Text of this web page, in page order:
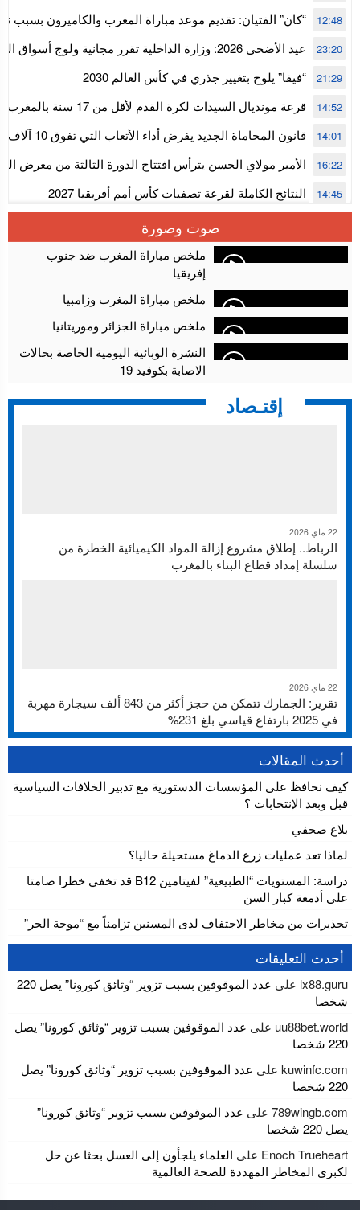
للمجلس الأعلى للحسابات
“كان” الفتيان: تقديم موعد مباراة المغرب والكاميرون بسبب
إفريقيا
12:48
عيد الأضحى 2026: وزارة الداخلية تقرر مجانية ولوج
استنفار” لتنظيمها
23:20
“فيفا” يلوح بتغيير جذري في كأس العالم 2030 21:29
قرعة مونديال السيدات لكرة
المستوى الأول
14:52
قانون المحاماة الجديد يفرض أداء الأتعاب التي تفوق 10 آلاف درهم بالشيك 14:01
الأمير مولاي الحسن يترأس افتتاح الدورة الثالثة من معرض
الألعاب الإلكترونية
16:22
النتائج الكاملة لقرعة تصفيات كأس أمم أفريقيا 2027 14:45
سلا.. توقيف ثلاثة مروجين وحجز أكثر من 4300 قرص مخدر وكوكايين وإكستازي
أقراص مهلوسة داخل فضاء للشيشة تستنفر شرطة أكادير 12:48
صوت وصورة
ملخص مباراة المغرب ضد جنوب
إفريقيا
ملخص مباراة المغرب وزامبيا
ملخص مباراة الجزائر وموريتانيا
النشرة الوبائية اليومية الخاصة بحالات
الاصابة بكوفيد 19
إقتـصاد
22 ماي 2026
الرباط.. إطلاق مشروع إزالة المواد الكيميائية الخطرة من
سلسلة إمداد قطاع البناء بالمغرب
22 ماي 2026
تقرير: الجمارك تتمكن من حجز أكثر من 843 ألف سيجارة مهربة
في 2025 بارتفاع قياسي بلغ 231%
أحدث المقالات
كيف نحافظ على المؤسسات الدستورية مع تدبير الخلافات السياسية
قبل وبعد الإنتخابات ؟
بلاغ صحفي
لماذا تعد عمليات زرع الدماغ مستحيلة حاليا؟
دراسة: المستويات “الطبيعية” لفيتامين B12 قد تخفي خطرا صامتا
على أدمغة كبار السن
تحذيرات من مخاطر الاجتفاف لدى المسنين تزامناً مع “موجة الحر”
أحدث التعليقات
lx88.guru على
عدد الموقوفين بسبب تزوير “وثائق كورونا” يصل 220
شخصا
uu88bet.world على عدد الموقوفين بسبب تزوير “وثائق كورونا” يصل
220 شخصا
kuwinfc.com على عدد الموقوفين بسبب تزوير “وثائق كورونا” يصل
220 شخصا
789wingb.com على عدد الموقوفين بسبب تزوير “وثائق كورونا”
يصل 220 شخصا
Enoch Trueheart على العلماء يلجأون إلى العسل بحثا عن حل
لكبرى المخاطر المهددة للصحة العالمية